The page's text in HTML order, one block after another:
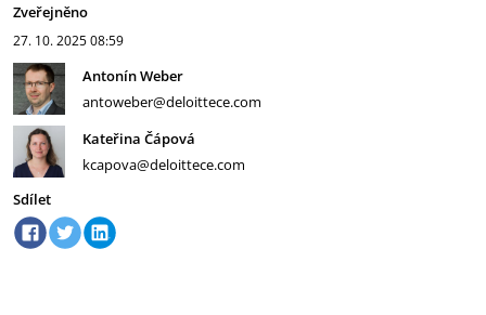
Zveřejněno
27. 10. 202508:59
Antonín Weber
antoweber@deloittece.com
Kateřina Čápová
kcapova@deloittece.com
Sdílet